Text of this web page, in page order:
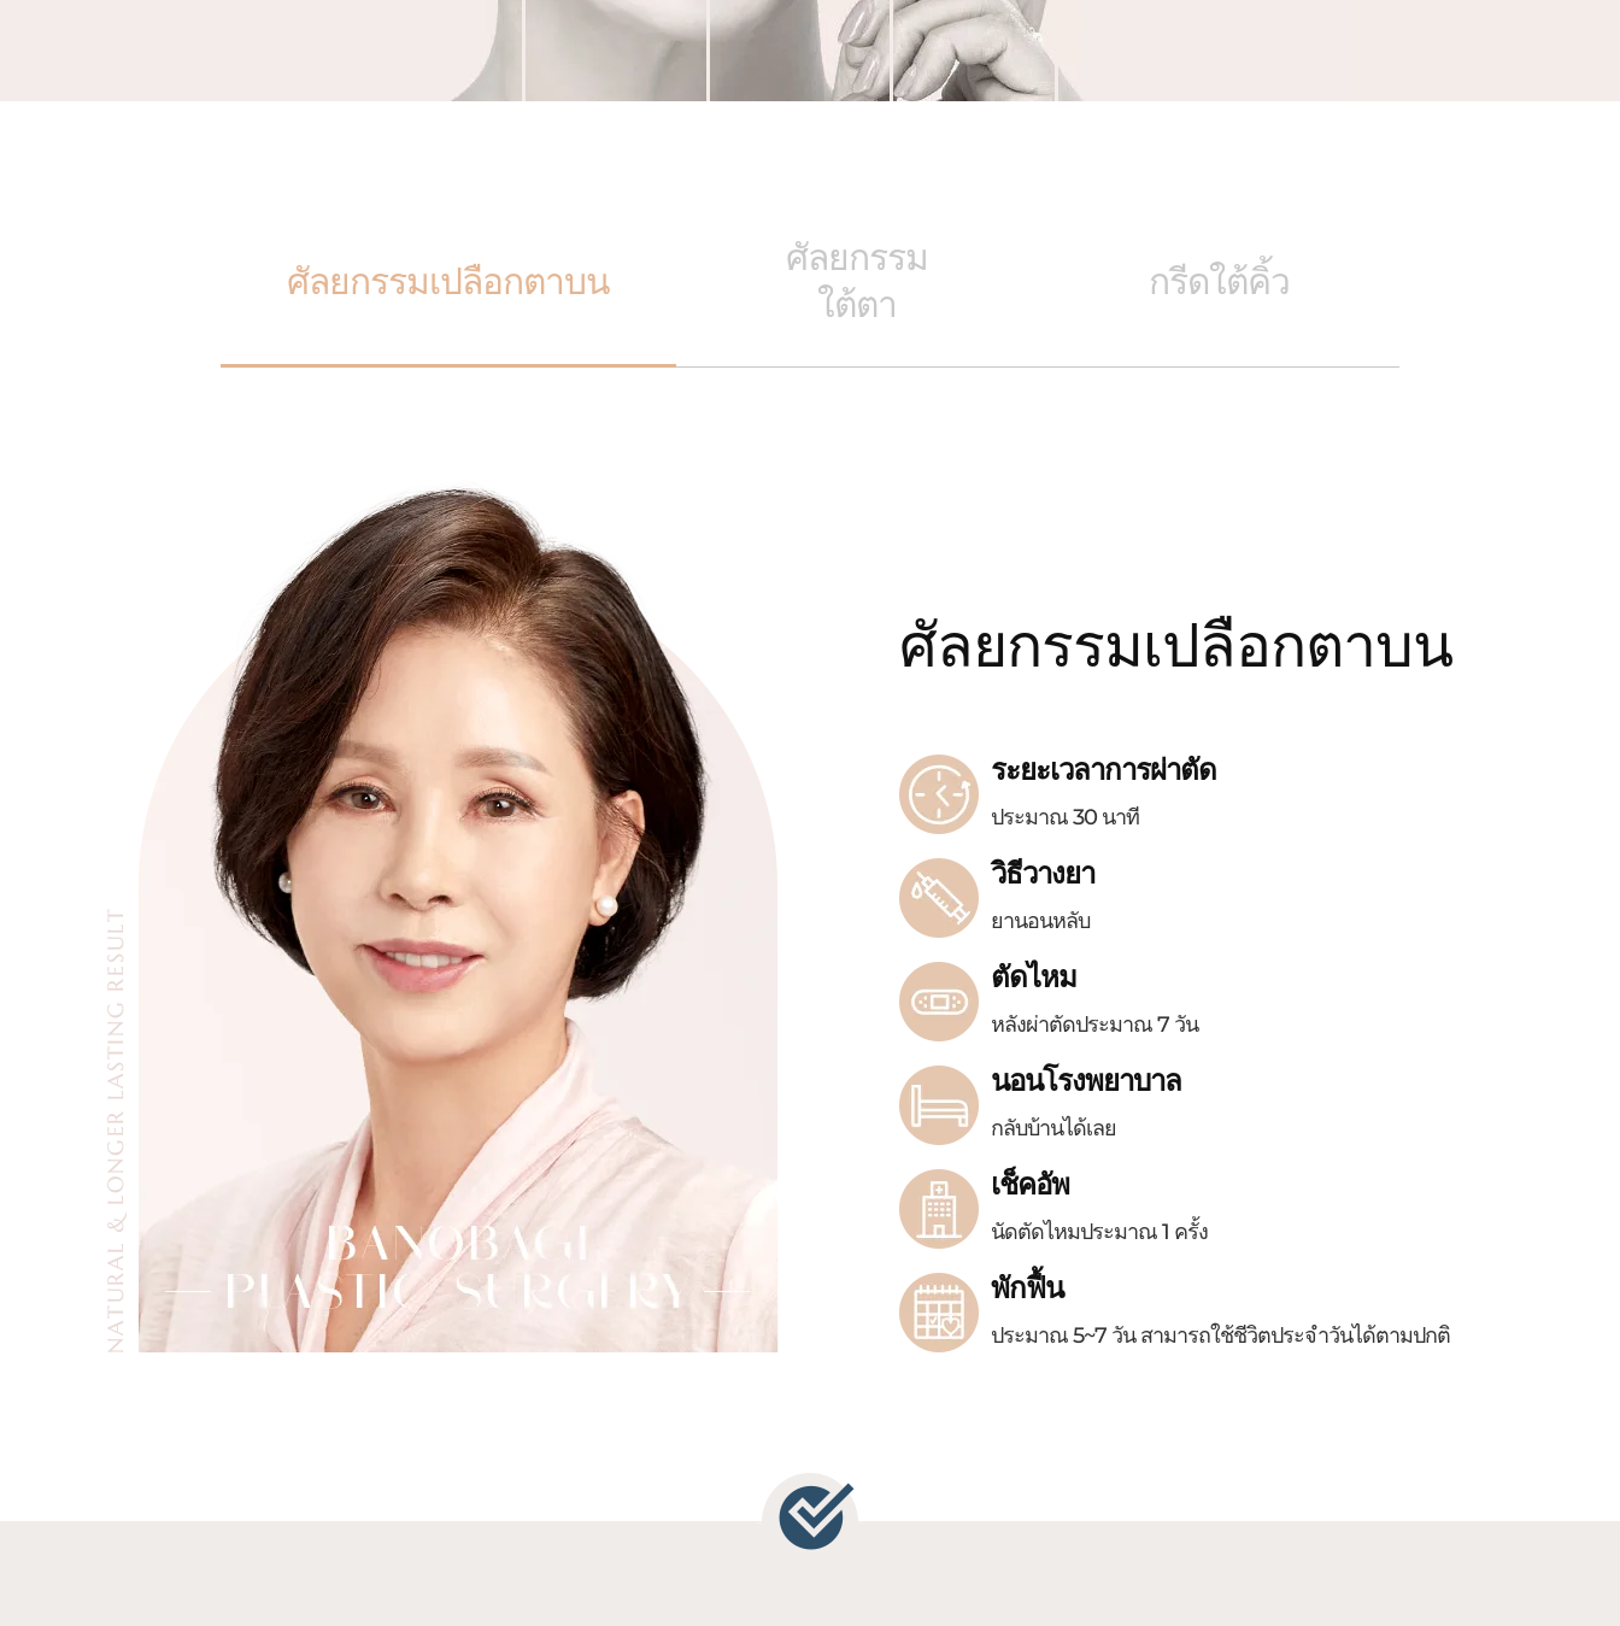
ศัลยกรรมเปลือกตาบน
ศัลยกรรม
ใต้ตา
กรีดใต้คิ้ว
ศัลยกรรมเปลือกตาบน
ระยะเวลาการผ่าตัด
ประมาณ 30 นาที
วิธีวางยา
ยานอนหลับ
ตัดไหม
หลังผ่าตัดประมาณ 7 วัน
นอนโรงพยาบาล
กลับบ้านได้เลย
เช็คอัพ
นัดตัดไหมประมาณ 1 ครั้ง
พักฟื้น
ประมาณ 5~7 วัน สามารถใช้ชีวิตประจำวันได้ตามปกติ